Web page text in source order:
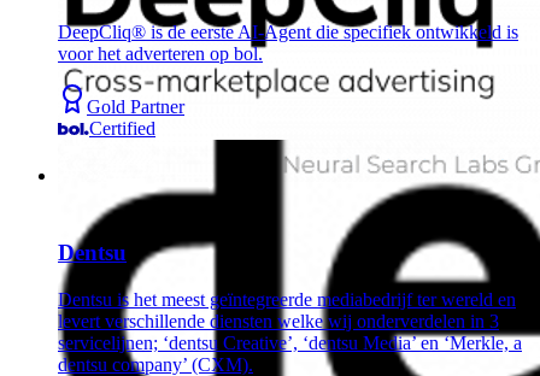
DeepCliq® is de eerste AI-Agent die specifiek ontwikkeld is
voor het adverteren op bol.
Gold Partner
Certified
Dentsu
Dentsu is het meest geïntegreerde mediabedrijf ter wereld en
levert verschillende diensten welke wij onderverdelen in 3
servicelijnen; ‘dentsu Creative’, ‘dentsu Media’ en ‘Merkle, a
dentsu company’ (CXM).